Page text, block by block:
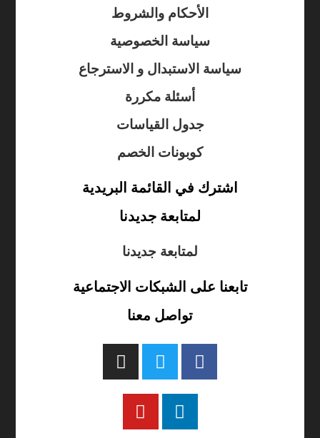
الأحكام والشروط
سياسة الخصوصية
سياسة الاستبدال و الاسترجاع
أسئلة مكررة
جدول القياسات
كوبونات الخصم
اشترك في القائمة البريدية
لمتابعة جديدنا
لمتابعة جديدنا
تابعنا على الشبكات الاجتماعية
تواصل معنا